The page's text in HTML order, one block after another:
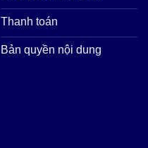
Thanh toán
Bản quyền nội dung